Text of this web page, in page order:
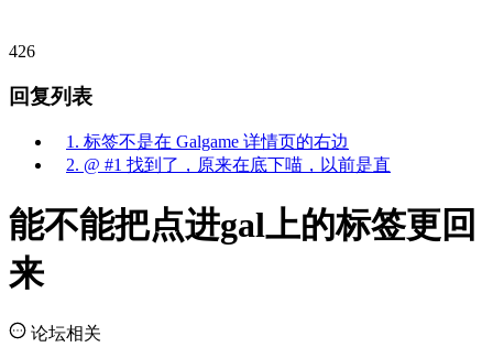
426
回复列表
1. 标签不是在 Galgame 详情页的右边
2. @ #1 找到了，原来在底下喵，以前是直
能不能把点进gal上的标签更回
来
论坛相关